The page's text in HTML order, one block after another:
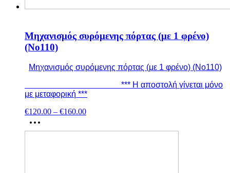
Μηχανισμός συρόμενης πόρτας (με 1 φρένο)
(No110)
Μηχανισμός συρόμενης πόρτας (με 1 φρένο) (No110)
*** Η αποστολή γίνεται μόνο
με μεταφορική ***
€120.00 – €160.00